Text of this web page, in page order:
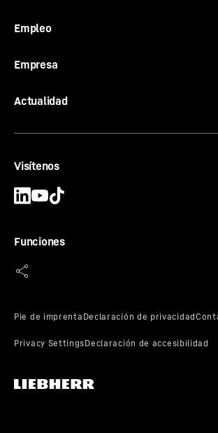
Elevación auxiliar
Esta se usa para izar con rapidez cargas
como para el transporte de personas.
Empleo
Empresa
Actualidad
Visítenos
Funciones